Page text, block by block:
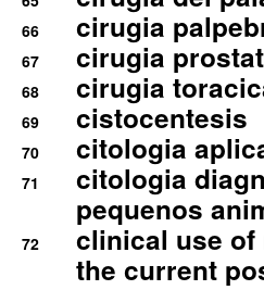
66 cirugia
67 cirugia
68 cirugia
69 cistocentesis
70 citologia
71
citologia
pequenos
72
clinical use
the current